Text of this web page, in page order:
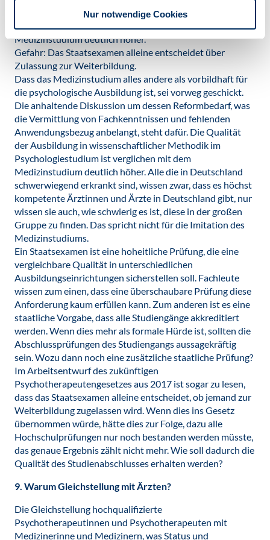
Nur notwendige Cookies
Die Qualität der Ausbildung in wissenschaftlicher
Methodik im Psychologiestudium ist verglichen mit dem
Medizinstudium deutlich höher.
Gefahr: Das Staatsexamen alleine entscheidet über
Zulassung zur Weiterbildung.
Dass das Medizinstudium alles andere als vorbildhaft für
die psychologische Ausbildung ist, sei vorweg geschickt.
Die anhaltende Diskussion um dessen Reformbedarf, was
die Vermittlung von Fachkenntnissen und fehlenden
Anwendungsbezug anbelangt, steht dafür. Die Qualität
der Ausbildung in wissenschaftlicher Methodik im
Psychologiestudium ist verglichen mit dem
Medizinstudium deutlich höher. Alle die in Deutschland
schwerwiegend erkrankt sind, wissen zwar, dass es höchst
kompetente Ärztinnen und Ärzte in Deutschland gibt, nur
wissen sie auch, wie schwierig es ist, diese in der großen
Gruppe zu finden. Das spricht nicht für die Imitation des
Medizinstudiums.
Ein Staatsexamen ist eine hoheitliche Prüfung, die eine
vergleichbare Qualität in unterschiedlichen
Ausbildungseinrichtungen sicherstellen soll. Fachleute
wissen zum einen, dass eine überschaubare Prüfung diese
Anforderung kaum erfüllen kann. Zum anderen ist es eine
staatliche Vorgabe, dass alle Studiengänge akkreditiert
werden. Wenn dies mehr als formale Hürde ist, sollten die
Abschlussprüfungen des Studiengangs aussagekräftig
sein. Wozu dann noch eine zusätzliche staatliche Prüfung?
Im Arbeitsentwurf des zukünftigen
Psychotherapeutengesetzes aus 2017 ist sogar zu lesen,
dass das Staatsexamen alleine entscheidet, ob jemand zur
Weiterbildung zugelassen wird. Wenn dies ins Gesetz
übernommen würde, hätte dies zur Folge, dazu alle
Hochschulprüfungen nur noch bestanden werden müsste,
das genaue Ergebnis zählt nicht mehr. Wie soll dadurch die
Qualität des Studienabschlusses erhalten werden?
9. Warum Gleichstellung mit Ärzten?
Die Gleichstellung hochqualifizierte
Psychotherapeutinnen und Psychotherapeuten mit
Medizinerinne und Medizinern, was Status und